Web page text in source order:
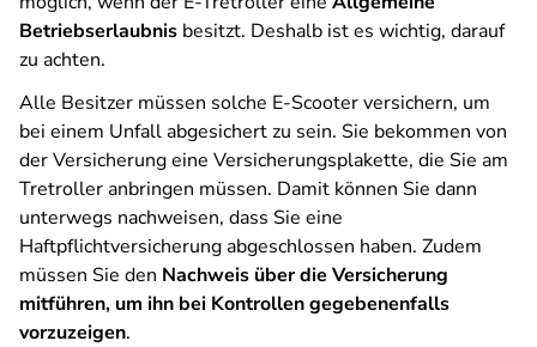
Betriebserlaubnis besitzt. Deshalb ist es wichtig, darauf
zu achten.
Alle Besitzer müssen solche E-Scooter versichern, um
bei einem Unfall abgesichert zu sein. Sie bekommen von
der Versicherung eine Versicherungsplakette, die Sie am
Tretroller anbringen müssen. Damit können Sie dann
unterwegs nachweisen, dass Sie eine
Haftpflichtversicherung abgeschlossen haben. Zudem
müssen Sie den Nachweis über die Versicherung
mitführen, um ihn bei Kontrollen gegebenenfalls
vorzuzeigen.